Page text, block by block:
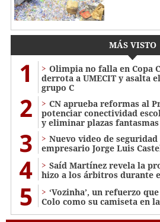
MÁS VISTO
1
Olimpia no falla en Copa
derrota a UMECIT y asalta
grupo C
2
CN aprueba reformas al
potenciar conectividad
y eliminar plazas fantasmas
3
Nuevo video de
empresario Jorge Luis
4
Saíd Martínez revela la
hizo a los árbitros durante
5
‘Vozinha’, un refuerzo
Colo como su camiseta en